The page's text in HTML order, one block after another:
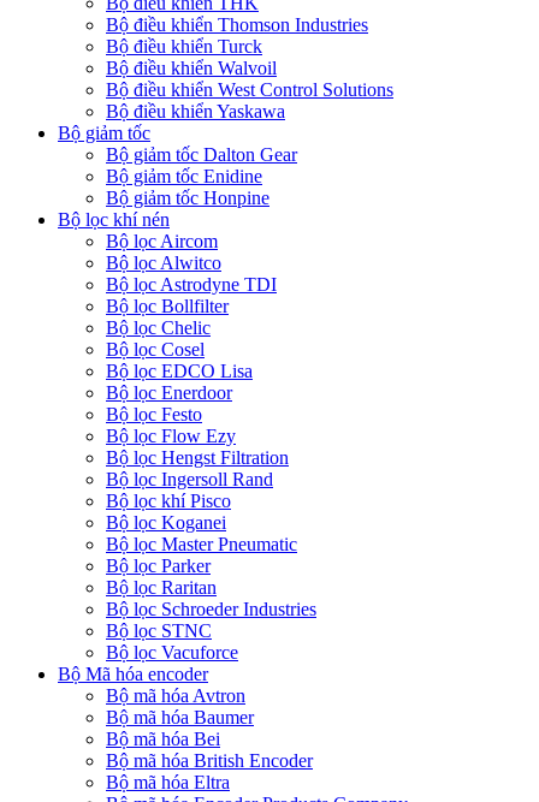
Bộ điều khiển Thomson Industries
Bộ điều khiển Turck
Bộ điều khiển Walvoil
Bộ điều khiển West Control Solutions
Bộ điều khiển Yaskawa
Bộ giảm tốc
Bộ giảm tốc Dalton Gear
Bộ giảm tốc Enidine
Bộ giảm tốc Honpine
Bộ lọc khí nén
Bộ lọc Aircom
Bộ lọc Alwitco
Bộ lọc Astrodyne TDI
Bộ lọc Bollfilter
Bộ lọc Chelic
Bộ lọc Cosel
Bộ lọc EDCO Lisa
Bộ lọc Enerdoor
Bộ lọc Festo
Bộ lọc Flow Ezy
Bộ lọc Hengst Filtration
Bộ lọc Ingersoll Rand
Bộ lọc khí Pisco
Bộ lọc Koganei
Bộ lọc Master Pneumatic
Bộ lọc Parker
Bộ lọc Raritan
Bộ lọc Schroeder Industries
Bộ lọc STNC
Bộ lọc Vacuforce
Bộ Mã hóa encoder
Bộ mã hóa Avtron
Bộ mã hóa Baumer
Bộ mã hóa Bei
Bộ mã hóa British Encoder
Bộ mã hóa Eltra